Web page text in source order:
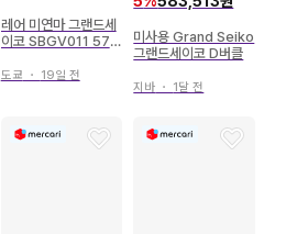
레어 미연마 그랜드세
이코 SBGV011 57G
도쿄 ・ 19일 전
미사용 Grand Seiko
그랜드세이코 D버클
지바 ・ 1달 전